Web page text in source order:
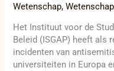
Wetenschap,
Het Instituut voor de
Beleid (ISGAP) heeft als
incidenten van
universiteiten in Europa